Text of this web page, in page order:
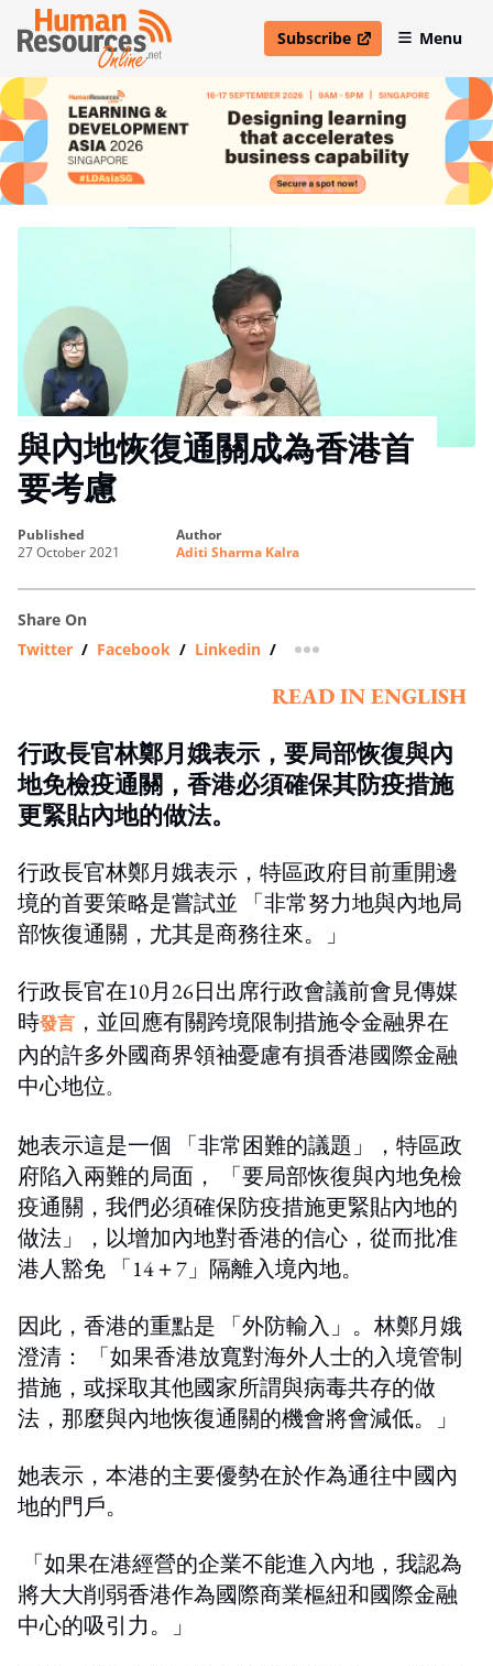
Subscribe
open in new windowMenu
與內地恢復通關成為香港首
要考慮
published
27 October 2021
author
Aditi Sharma Kalra
Share On
Twitter / Facebook / Linkedin / more sharing option
READ IN ENGLISH
行政長官林鄭月娥表示，要局部恢復與內
地免檢疫通關，香港必須確保其防疫措施
更緊貼內地的做法。
行政長官林鄭月娥表示，特區政府目前重開邊
境的首要策略是嘗試並 「非常努力地與內地局
部恢復通關，尤其是商務往來。」
行政長官在10月26日出席行政會議前會見傳媒
時發言 ，並回應有關跨境限制措施令金融界在
內的許多外國商界領袖憂慮有損香港國際金融
中心地位。
她表示這是一個 「非常困難的議題」，特區政
府陷入兩難的局面， 「要局部恢復與內地免檢
疫通關，我們必須確保防疫措施更緊貼內地的
做法」，以增加內地對香港的信心，從而批准
港人豁免 「14＋7」隔離入境內地。
因此，香港的重點是 「外防輸入」。林鄭月娥
澄清： 「如果香港放寬對海外人士的入境管制
措施，或採取其他國家所謂與病毒共存的做
法，那麼與內地恢復通關的機會將會減低。」
她表示，本港的主要優勢在於作為通往中國內
地的門戶。
「如果在港經營的企業不能進入內地，我認為
將大大削弱香港作為國際商業樞紐和國際金融
中心的吸引力。」